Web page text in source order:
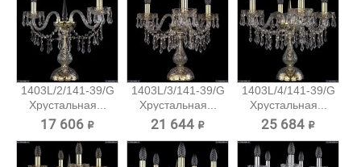
1403L/2/141-39/G
Хрустальная...
17 606 ₽
1403L/3/141-39/G
Хрустальная...
21 644 ₽
1403L/4/141-39/G
Хрустальная...
25 684 ₽